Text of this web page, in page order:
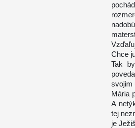
Chce
Tak
svojim
Mária
A
tej
je